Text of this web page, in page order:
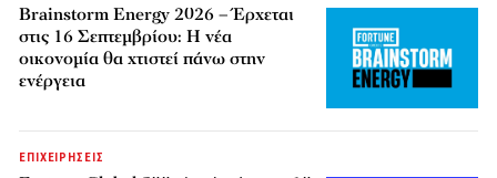
Brainstorm Energy 2026 – Έρχεται
στις 16 Σεπτεμβρίου: Η νέα
οικονομία θα χτιστεί πάνω στην
ενέργεια
ΕΠΙΧΕΙΡΗΣΕΙΣ